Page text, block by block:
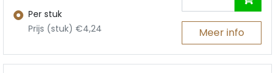
Per stuk
Prijs (stuk) €4,24
Meer info